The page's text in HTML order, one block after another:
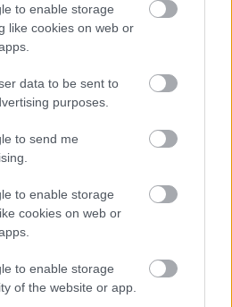
to enable storage
like cookies on web or
data to be sent to
purposes.
to send me
to enable storage
cookies on web or
to enable storage
of the website or app.
til verdenscupdebut i
det andre, sier han.
at alt starter på
Gålå og i Norgescupen,
håper å være såpass god at
til å bygge form før